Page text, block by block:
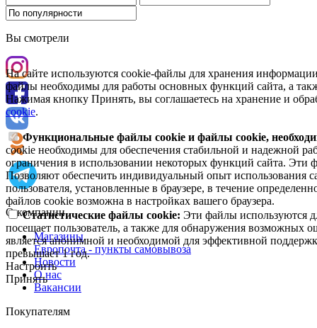
Вы смотрели
На сайте используются cookie-файлы для хранения
файлы необходимы для работы основных функций сайта, а
Нажимая кнопку Принять, вы соглашаетесь на хранение и
cookie.
Функциональные файлы cookie и файлы cookie,
cookie необходимы для обеспечения стабильной и надежной
ограничения в использовании некоторых функций сайта. Эти
Позволяют обеспечить индивидуальный опыт использования
пользователя, установленные в браузере, в течение
файлов cookie возможна в настройках вашего браузера.
Статистические файлы cookie: Эти файлы используются
посещает пользователь, а также для обнаружения возможных
является анонимной и необходимой для эффективной
превышает 1 год.
Настроить
Принять
О компании
Магазины
Европочта - пункты самовывоза
Новости
О нас
Вакансии
Покупателям